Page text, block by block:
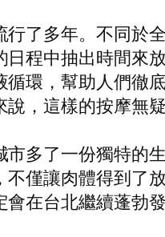
了多年。不同於
程中抽出時間來
環，幫助人們徹
，這樣的按摩無
多了一份獨特的
僅讓肉體得到了
在台北繼續蓬勃